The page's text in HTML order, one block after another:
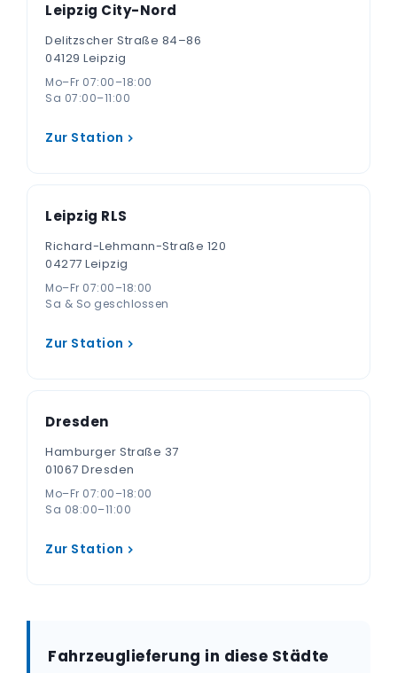
Leipzig City-Nord
Delitzscher Straße 84–86
04129 Leipzig
Mo–Fr 07:00–18:00
Sa 07:00–11:00
Zur Station
Leipzig RLS
Richard-Lehmann-Straße 120
04277 Leipzig
Mo–Fr 07:00–18:00
Sa & So geschlossen
Zur Station
Dresden
Hamburger Straße 37
01067 Dresden
Mo–Fr 07:00–18:00
Sa 08:00–11:00
Zur Station
Fahrzeuglieferung in diese Städte